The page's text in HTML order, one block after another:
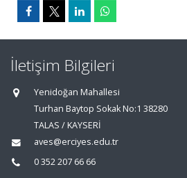
İletişim Bilgileri
Yenidoğan Mahallesi
Turhan Baytop Sokak No:1 38280
TALAS / KAYSERİ
aves@erciyes.edu.tr
0 352 207 66 66